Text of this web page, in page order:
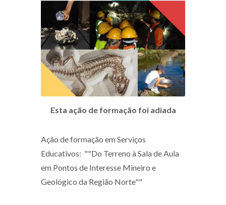
Esta ação de formação foi adiada
Ação de formação em Serviços
Educativos: ""Do Terreno à Sala de Aula
em Pontos de Interesse Mineiro e
Geológico da Região Norte""